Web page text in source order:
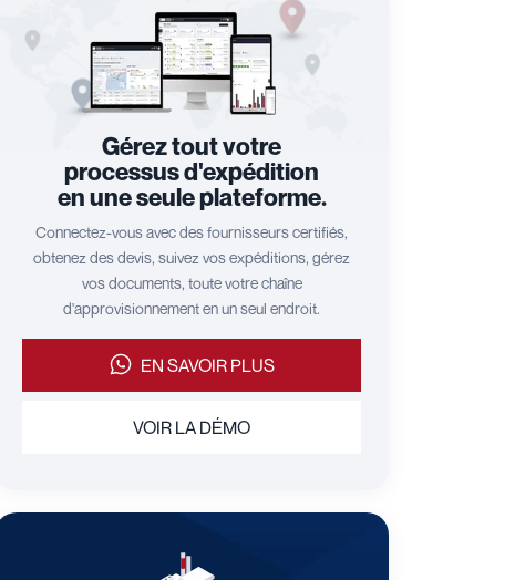
Gérez tout votre
processus d'expédition
en une seule plateforme.
Connectez-vous avec des fournisseurs certifiés,
obtenez des devis, suivez vos expéditions, gérez
vos documents, toute votre chaîne
d'approvisionnement en un seul endroit.
EN SAVOIR PLUS
VOIR LA DÉMO